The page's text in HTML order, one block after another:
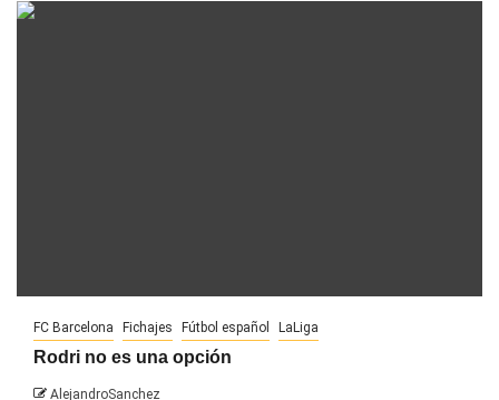
FC Barcelona Fichajes Fútbol español LaLiga
Rodri no es una opción
AlejandroSanchez